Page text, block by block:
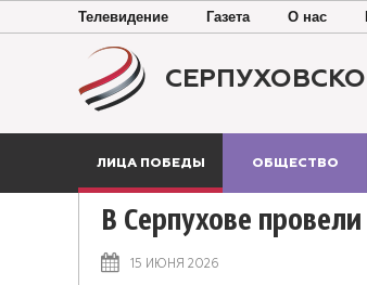
Телевидение Газета О нас
ЛИЦА ПОБЕДЫ ОБЩЕСТВО
В Серпухове
15 ИЮНЯ 2026